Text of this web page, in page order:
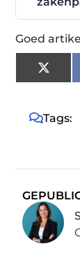
Goed
X
Tags: